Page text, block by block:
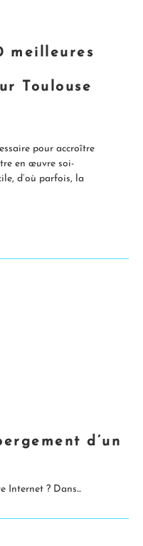
meilleures
Toulouse
pour accroître
en œuvre soi-
d’où parfois, la
d’un
Internet ? Dans...